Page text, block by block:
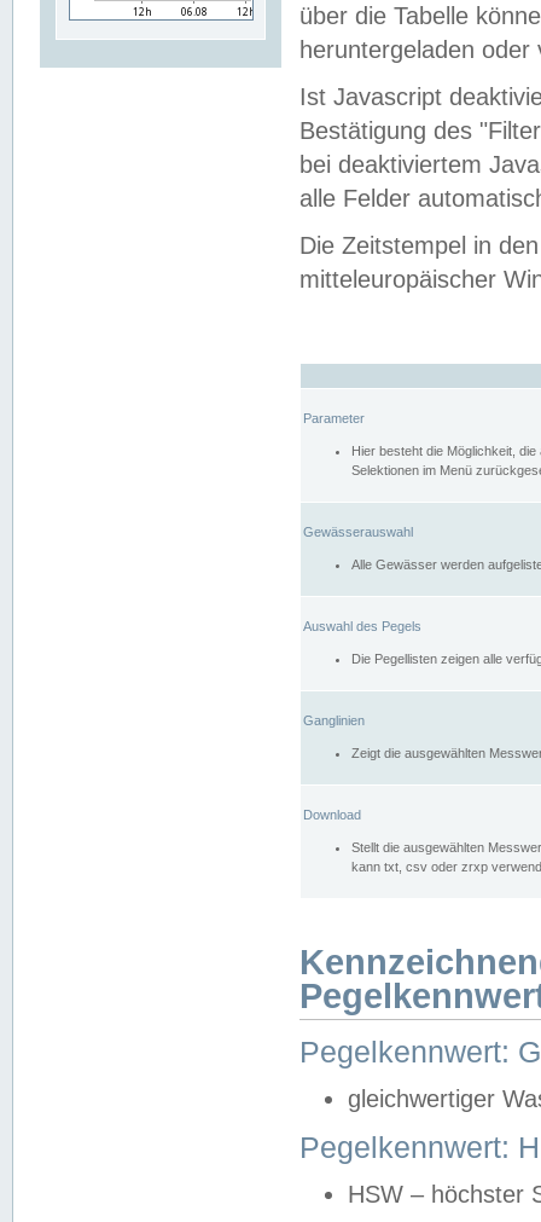
über die Tabelle
heruntergeladen oder
Ist Javascript
Bestätigung des
bei deaktiviertem
alle Felder
Die Zeitstempel in
mitteleuropäischer
Parameter
Hier besteht die Möglichkeit,
Selektionen im Menü
Gewässerauswahl
Alle Gewässer werden
Auswahl des Pegels
Die Pegellisten zeigen alle
Ganglinien
Zeigt die ausgewählten
Download
Stellt die ausgewählten
kann txt, csv oder zrxp
Pegelkennwert:
gleichwertiger
Pegelkennwert:
HSW – höchster